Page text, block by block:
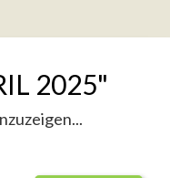
2025"